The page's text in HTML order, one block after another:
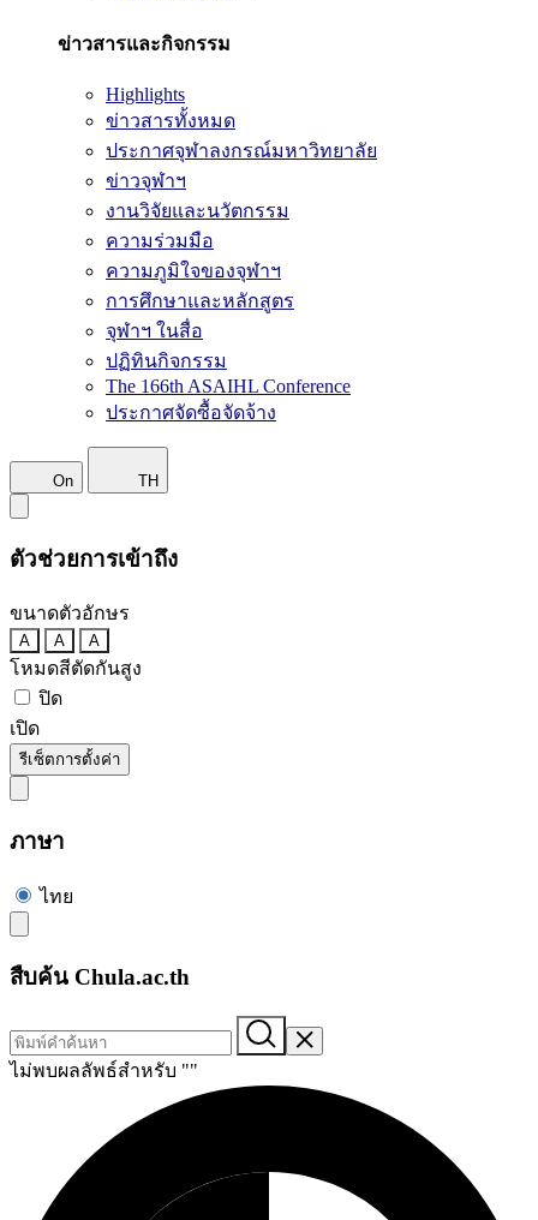
ข่าวสารและกิจกรรม
Highlights
ข่าวสารทั้งหมด
ประกาศจุฬาลงกรณ์มหาวิทยาลัย
ข่าวจุฬาฯ
งานวิจัยและนวัตกรรม
ความร่วมมือ
ความภูมิใจของจุฬาฯ
การศึกษาและหลักสูตร
จุฬาฯ ในสื่อ
ปฏิทินกิจกรรม
The 166th ASAIHL Conference
ประกาศจัดซื้อจัดจ้าง
On TH
ตัวช่วยการเข้าถึง
ขนาดตัวอักษร
A A A
โหมดสีตัดกันสูง
ปิด
เปิด
รีเซ็ตการตั้งค่า
ภาษา
ไทย
สืบค้น Chula.ac.th
ไม่พบผลลัพธ์สำหรับ ""